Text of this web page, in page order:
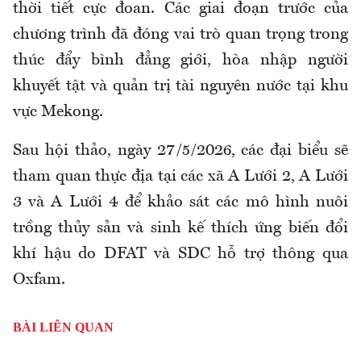
thời tiết cực đoan. Các giai đoạn trước của
chương trình đã đóng vai trò quan trọng trong
thúc đẩy bình đẳng giới, hòa nhập người
khuyết tật và quản trị tài nguyên nước tại khu
vực Mekong.
Sau hội thảo, ngày 27/5/2026, các đại biểu sẽ
tham quan thực địa tại các xã A Lưới 2, A Lưới
3 và A Lưới 4 để khảo sát các mô hình nuôi
trồng thủy sản và sinh kế thích ứng biến đổi
khí hậu do DFAT và SDC hỗ trợ thông qua
Oxfam.
BÀI LIÊN QUAN